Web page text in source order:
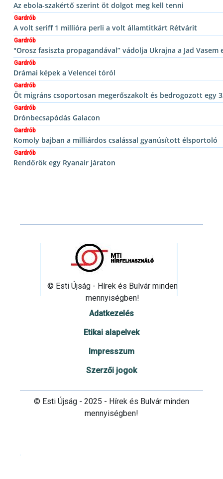
Az ebola-szakértő szerint öt dolgot meg kell tenni
Gardrób
A volt seriff 1 millióra perli a volt államtitkárt Rétvárit
Gardrób
"Orosz fasiszta propagandával” vádolja Ukrajna a Jad Vasem
Gardrób
Drámai képek a Velencei tóról
Gardrób
Öt migráns csoportosan megerőszakolt és bedrogozott egy
Gardrób
Drónbecsapódás Galacon
Gardrób
Komoly bajban a milliárdos csalással gyanúsított élsportoló
Gardrób
Rendőrök egy Ryanair járaton
© Esti Újság - Hírek és Bulvár minden
mennyiségben!
Adatkezelés
Etikai alapelvek
Impresszum
Szerzői jogok
© Esti Újság - 2025 - Hírek és Bulvár minden
mennyiségben!